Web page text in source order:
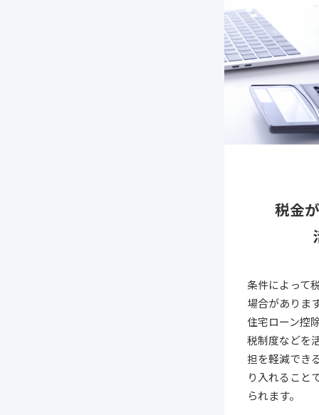
税金
条件によって
場合がありま
住宅ローン控
税制度などを
担を軽減でき
り入れること
られます。